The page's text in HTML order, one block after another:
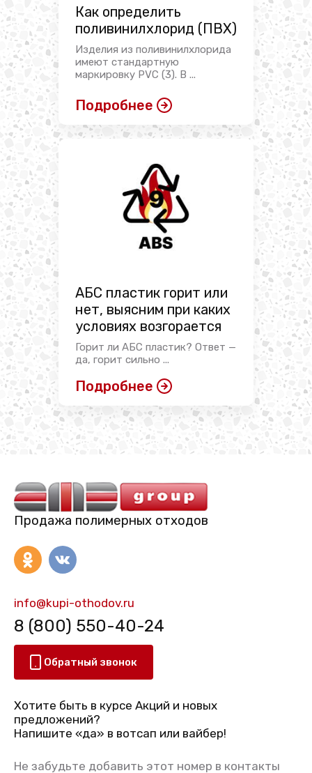
Как определить
поливинилхлорид (ПВХ)
Изделия из поливинилхлорида
имеют стандартную
маркировку PVC (3). В ...
Подробнее
АБС пластик горит или
нет, выясним при каких
условиях возгорается
Горит ли АБС пластик? Ответ —
да, горит сильно ...
Подробнее
Продажа полимерных отходов
info@kupi-othodov.ru
8 (800) 550-40-24
Обратный звонок
Хотите быть в курсе Акций и новых
предложений?
Напишите «да» в вотсап или вайбер!
Не забудьте добавить этот номер в контакты